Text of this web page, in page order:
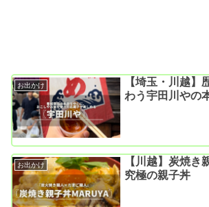
お出かけ
【埼玉・川越】
わう宇田川やの
お出かけ
【川越】炭焼き
究極の親子丼